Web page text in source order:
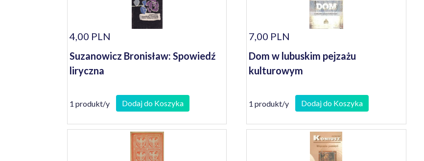
4,00 PLN
Suzanowicz Bronisław: Spowiedź
liryczna
1 produkt/y Dodaj do Koszyka
7,00 PLN
Dom w lubuskim pejzażu
kulturowym
1 produkt/y Dodaj do Koszyka